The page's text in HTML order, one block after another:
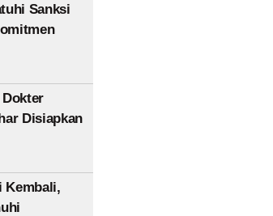
Sanksi
Dokter
Disiapkan
Kembali,